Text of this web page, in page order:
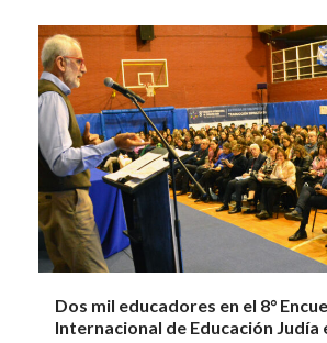
Dos mil educadores en el 8°
Internacional de Educación Judía